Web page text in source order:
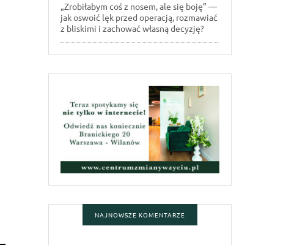
„Zrobiłabym coś z nosem, ale się boję” —
jak oswoić lęk przed operacją, rozmawiać
z bliskimi i zachować własną decyzję?
NAJNOWSZE KOMENTARZE